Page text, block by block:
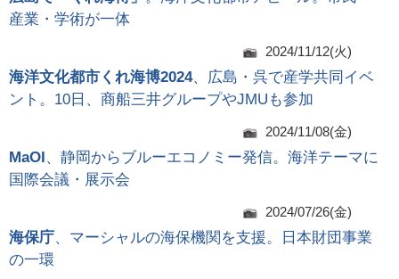
産業・学術が一体
2024/11/12(火)
海洋文化都市くれ海博2024、広島・呉で産学共同イベ
ント。10日、商船三井グループやJMUも参加
2024/11/08(金)
MaOI、静岡からブルーエコノミー発信。海洋テーマに
国際会議・展示会
2024/07/26(金)
海保庁、マーシャルの海保機関を支援。日本財団事業
の一環